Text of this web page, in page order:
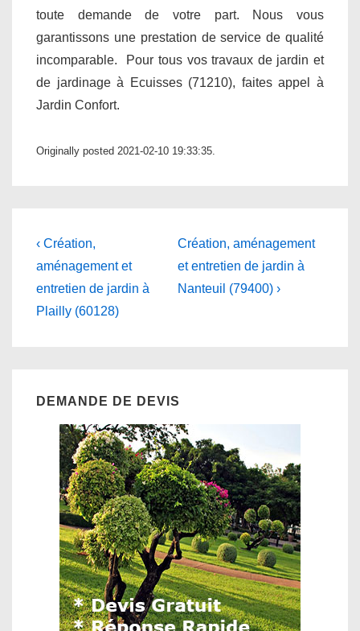
toute demande de votre part. Nous vous
garantissons une prestation de service de qualité
incomparable. Pour tous vos travaux de jardin et
de jardinage à Ecuisses (71210), faites appel à
Jardin Confort.
Originally posted 2021-02-10 19:33:35.
Navigation
de
l’article
Previous
Post
is
‹ Création,
aménagement et
entretien de jardin à
Plailly (60128)
Next
Post
is
Création, aménagement
et entretien de jardin à
Nanteuil (79400) ›
DEMANDE DE DEVIS